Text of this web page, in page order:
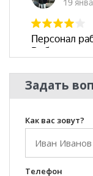
Задать
Как вас зовут?
Телефон